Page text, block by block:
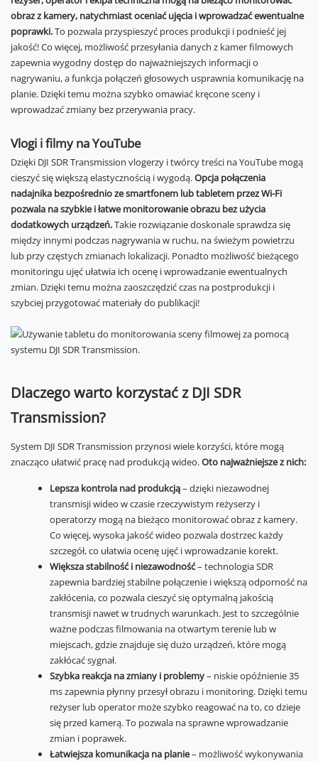
obraz z kamery, natychmiast oceniać ujęcia i wprowadzać ewentualne
poprawki.To pozwala przyspieszyć proces produkcji i podnieść jej
jakość! Co więcej, możliwość przesyłania danych z kamer filmowych
zapewnia wygodny dostęp do najważniejszych informacji o
nagrywaniu, a funkcja połączeń głosowych usprawnia komunikację na
planie. Dzięki temu można szybko omawiać kręcone sceny i
wprowadzać zmiany bez przerywania pracy.
Vlogi i filmy na YouTube
Dzięki DJI SDR Transmission vlogerzy i twórcy treści na YouTube mogą
cieszyć się większą elastycznością i wygodą.Opcja połączenia
nadajnika bezpośrednio ze smartfonem lub tabletem przez Wi-Fi
pozwala na szybkie i łatwe monitorowanie obrazu bez użycia
dodatkowych urządzeń.Takie rozwiązanie doskonale sprawdza się
między innymi podczas nagrywania w ruchu, na świeżym powietrzu
lub przy częstych zmianach lokalizacji. Ponadto możliwość bieżącego
monitoringu ujęć ułatwia ich ocenę i wprowadzanie ewentualnych
zmian. Dzięki temu można zaoszczędzić czas na postprodukcji i
szybciej przygotować materiały do publikacji!
Dlaczego warto korzystać z DJI SDR
Transmission?
System DJI SDR Transmission przynosi wiele korzyści, które mogą
znacząco ułatwić pracę nad produkcją wideo.Oto najważniejsze z nich:
Lepsza kontrola nad produkcją– dzięki niezawodnej
transmisji wideo w czasie rzeczywistym reżyserzy i
operatorzy mogą na bieżąco monitorować obraz z kamery.
Co więcej, wysoka jakość wideo pozwala dostrzec każdy
szczegół, co ułatwia ocenę ujęć i wprowadzanie korekt.
Większa stabilność i niezawodność– technologia SDR
zapewnia bardziej stabilne połączenie i większą odporność na
zakłócenia, co pozwala cieszyć się optymalną jakością
transmisji nawet w trudnych warunkach. Jest to szczególnie
ważne podczas filmowania na otwartym terenie lub w
miejscach, gdzie znajduje się dużo urządzeń, które mogą
zakłócać sygnał.
Szybka reakcja na zmiany i problemy– niskie opóźnienie 35
ms zapewnia płynny przesył obrazu i monitoring. Dzięki temu
reżyser lub operator może szybko reagować na to, co dzieje
się przed kamerą. To pozwala na sprawne wprowadzanie
zmian i poprawek.
Łatwiejsza komunikacja na planie– możliwość wykonywania